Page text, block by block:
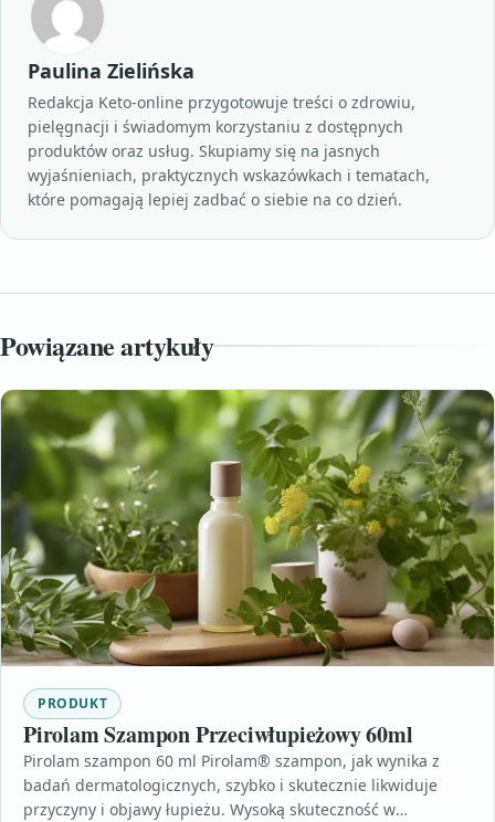
Paulina Zielińska
Redakcja Keto-online przygotowuje treści o zdrowiu,
pielęgnacji i świadomym korzystaniu z dostępnych
produktów oraz usług. Skupiamy się na jasnych
wyjaśnieniach, praktycznych wskazówkach i tematach,
które pomagają lepiej zadbać o siebie na co dzień.
Powiązane artykuły
PRODUKT
Pirolam Szampon Przeciwłupieżowy 60ml
Pirolam szampon 60 ml Pirolam® szampon, jak wynika z
badań dermatologicznych, szybko i skutecznie likwiduje
przyczyny i objawy łupieżu. Wysoką skuteczność w